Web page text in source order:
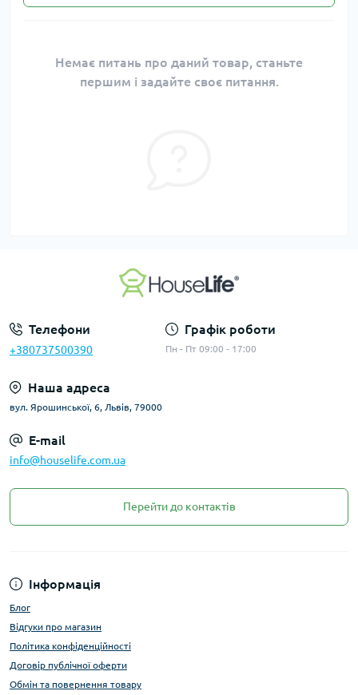
Немає питань про даний товар, станьте
першим і задайте своє питання.
Телефони
+380737500390
Графік роботи
Пн - Пт 09:00 - 17:00
Наша адреса
вул. Ярошинської, 6, Львів, 79000
E-mail
info@houselife.com.ua
Перейти до контактів
Інформація
Блог
Відгуки про магазин
Політика конфіденційності
Договір публічної оферти
Обмін та повернення товару